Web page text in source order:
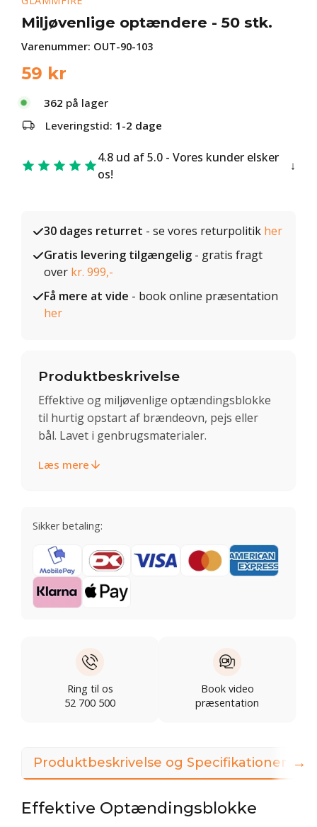
Miljøvenlige optændere - 50 stk.
Varenummer: OUT-90-103
59 kr
362 på lager
Leveringstid: 1-2 dage
4.8 ud af 5.0 - Vores kunder elsker
os!
30 dages returret - se vores returpolitik her
Gratis levering tilgængelig - gratis fragt
over kr. 999,-
Få mere at vide - book online præsentation
her
Produktbeskrivelse
Effektive og miljøvenlige optændingsblokke
til hurtig opstart af brændeovn, pejs eller
bål. Lavet i genbrugsmaterialer.
Læs mere
Sikker betaling:
Ring til os
52 700 500
Book video
præsentation
Produktbeskrivelse og Specifikationer
Effektive Optændingsblokke
→